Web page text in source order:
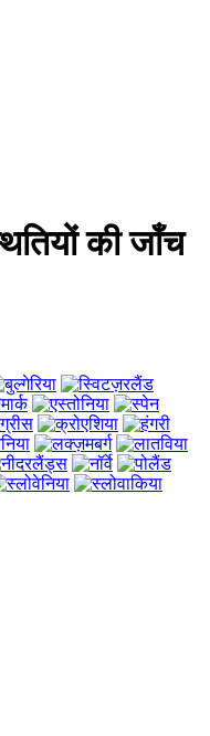
की जाँच